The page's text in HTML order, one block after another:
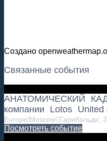
Создано
Связанные события
АНАТОМИЧЕСКИЙ
компании Lotos United
Europe/Moscow Гарибальди,
Посмотреть событие